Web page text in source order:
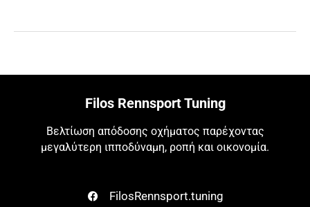
Filos Rennsport Tuning
Βελτίωση απόδοσης οχήματος παρέχοντας
μεγαλύτερη ιπποδύναμη, ροπή και οικονομία.
FilosRennsport.tuning